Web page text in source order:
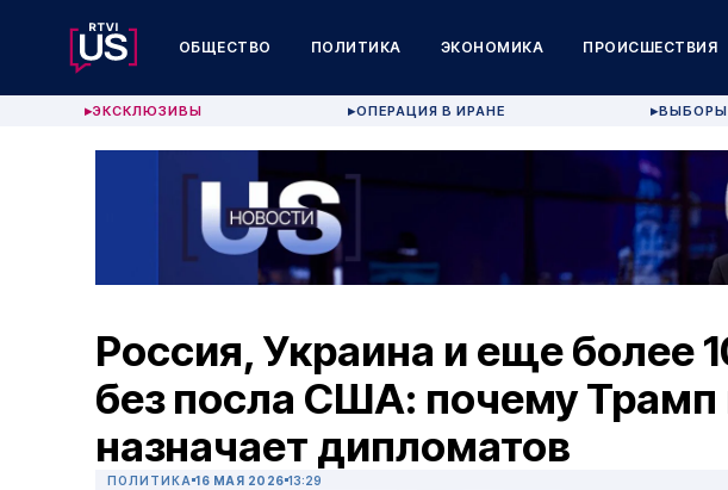
ОБЩЕСТВО ПОЛИТИКА ЭКОНОМИКА ПРОИСШЕСТВИЯ
▶ЭКСКЛЮЗИВЫ ▶ОПЕРАЦИЯ В ИРАНЕ ▶ВЫБОРЫ
Россия, Украина и еще более
без посла США: почему Трамп
назначает дипломатов
ПОЛИТИКА 16 МАЯ 2026 13:29